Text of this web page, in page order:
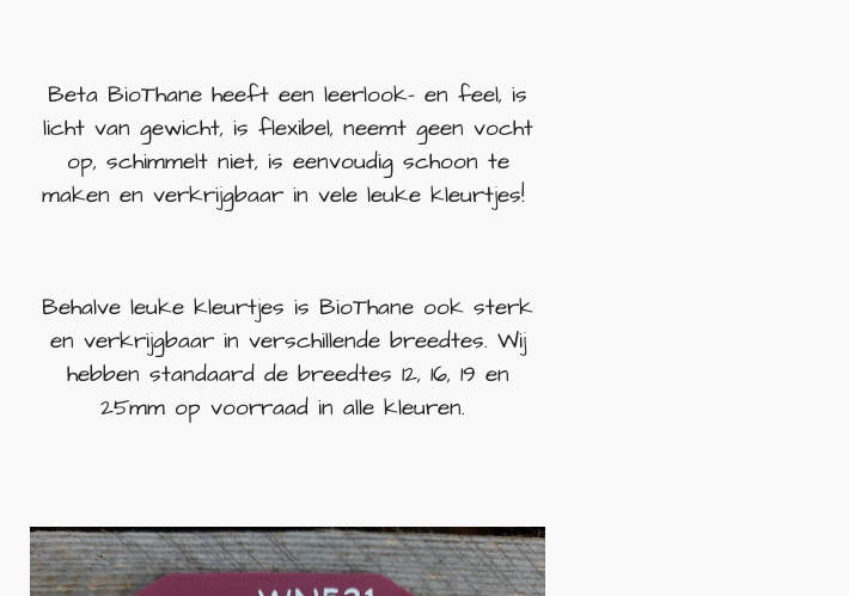
Beta BioThane heeft een leerlook- en feel, is
licht van gewicht, is flexibel, neemt geen vocht
op, schimmelt niet, is eenvoudig schoon te
maken en verkrijgbaar in vele leuke kleurtjes!
Behalve leuke kleurtjes is BioThane ook sterk
en verkrijgbaar in verschillende breedtes. Wij
hebben standaard de breedtes 12, 16, 19 en
25mm op voorraad in alle kleuren.